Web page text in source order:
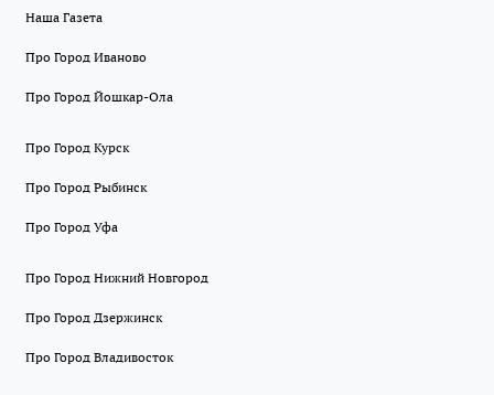
Наша Газета
Про Город Иваново
Про Город Йошкар-Ола
Про Город Курск
Про Город Рыбинск
Про Город Уфа
Про Город Нижний Новгород
Про Город Дзержинск
Про Город Владивосток